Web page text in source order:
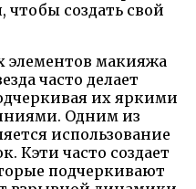
чтобы создать свой
элементов макияжа
часто делает
их яркими
Одним из
использование
Кэти часто создает
подчеркивают